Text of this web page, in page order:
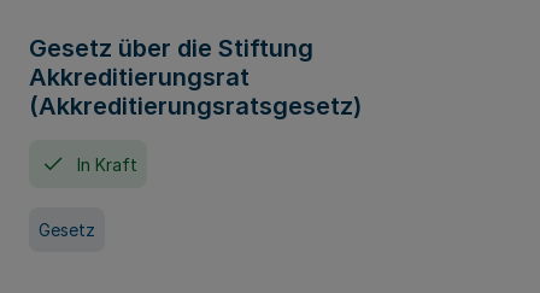
Gesetz über die Stiftung
Akkreditierungsrat
(Akkreditierungsratsgesetz)
In Kraft
Gesetz